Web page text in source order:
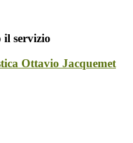
il servizio
Ottavio Jacquemet